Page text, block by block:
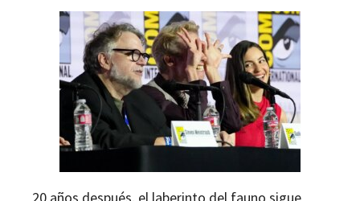
20 años después, el laberinto del fauno sigue